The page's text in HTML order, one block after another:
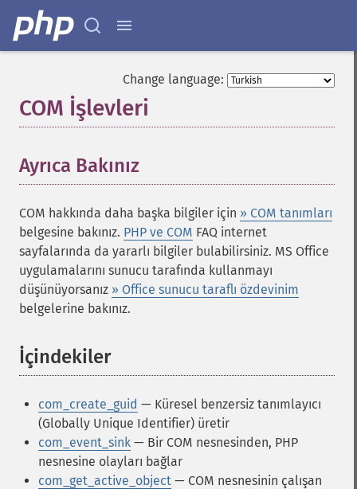
Change language:
COM İşlevleri
Ayrıca Bakınız
COM hakkında daha başka bilgiler için » COM tanımları
belgesine bakınız. PHP ve COM FAQ internet
sayfalarında da yararlı bilgiler bulabilirsiniz. MS Office
uygulamalarını sunucu tarafında kullanmayı
düşünüyorsanız » Office sunucu taraflı özdevinim
belgelerine bakınız.
İçindekiler¶
com_create_guid — Küresel benzersiz tanımlayıcı
(Globally Unique Identifier) üretir
com_event_sink — Bir COM nesnesinden, PHP
nesnesine olayları bağlar
com_get_active_object — COM nesnesinin çalışan